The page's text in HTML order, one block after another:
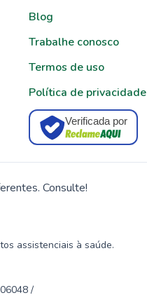
Blog
Trabalhe conosco
Termos de uso
Política de privacidade
Verificada por
Consulte!
assistenciais à saúde.
/